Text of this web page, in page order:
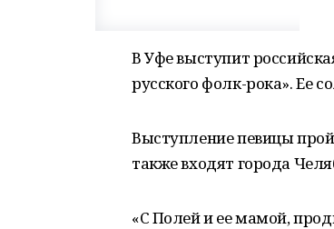
В Уфе выступит
русского фолк-рока». Ее
Выступление певицы
также входят города
«С Полей и ее мамой,